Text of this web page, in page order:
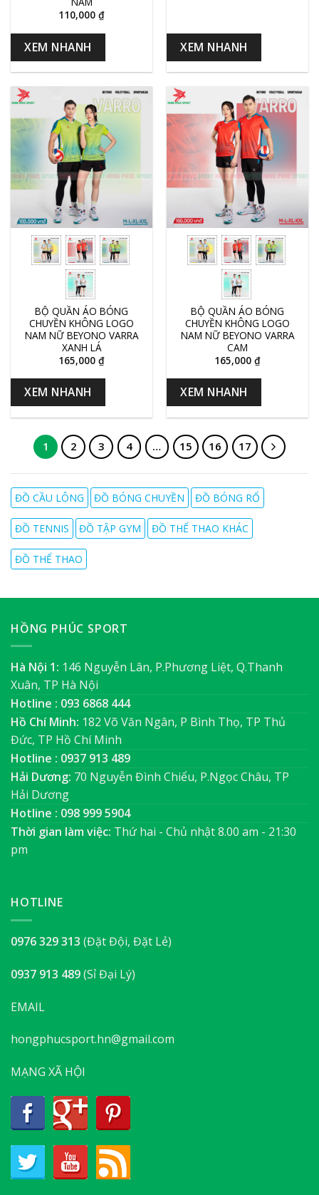
110,000 ₫
XEM NHANH XEM NHANH
BỘ QUẦN ÁO BÓNG
CHUYỀN KHÔNG LOGO
NAM NỮ BEYONO VARRA
XANH LÁ
165,000 ₫
XEM NHANH
BỘ QUẦN ÁO BÓNG
CHUYỀN KHÔNG LOGO
NAM NỮ BEYONO VARRA
CAM
165,000 ₫
XEM NHANH
1 2 3 4 … 15 16 17
ĐỒ CẦU LÔNG ĐỒ BÓNG CHUYỀN ĐỒ BÓNG RỔ
ĐỒ TENNIS ĐỒ TẬP GYM ĐỒ THỂ THAO KHÁC
ĐỒ THỂ THAO
HỒNG PHÚC SPORT
Hà Nội 1: 146 Nguyễn Lân, P.Phương Liệt, Q.Thanh
Xuân, TP Hà Nội
Hotline : 093 6868 444
Hồ Chí Minh: 182 Võ Văn Ngân, P Bình Thọ, TP Thủ
Đức, TP Hồ Chí Minh
Hotline : 0937 913 489
Hải Dương: 70 Nguyễn Đình Chiểu, P.Ngọc Châu, TP
Hải Dương
Hotline : 098 999 5904
Thời gian làm việc: Thứ hai - Chủ nhật 8.00 am - 21:30
pm
HOTLINE
0976 329 313 (Đặt Đội, Đặt Lẻ)
0937 913 489(Sỉ Đại Lý)
EMAIL
hongphucsport.hn@gmail.com
MẠNG XÃ HỘI